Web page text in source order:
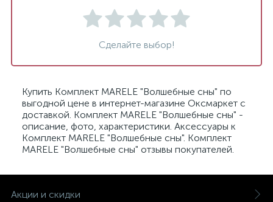
Сделайте выбор!
Купить Комплект MARELE "Волшебные сны" по
выгодной цене в интернет-магазине Оксмаркет с
доставкой. Комплект MARELE "Волшебные сны" -
описание, фото, характеристики. Аксессуары к
Комплект MARELE "Волшебные сны". Комплект
MARELE "Волшебные сны" отзывы покупателей.
Акции и скидки